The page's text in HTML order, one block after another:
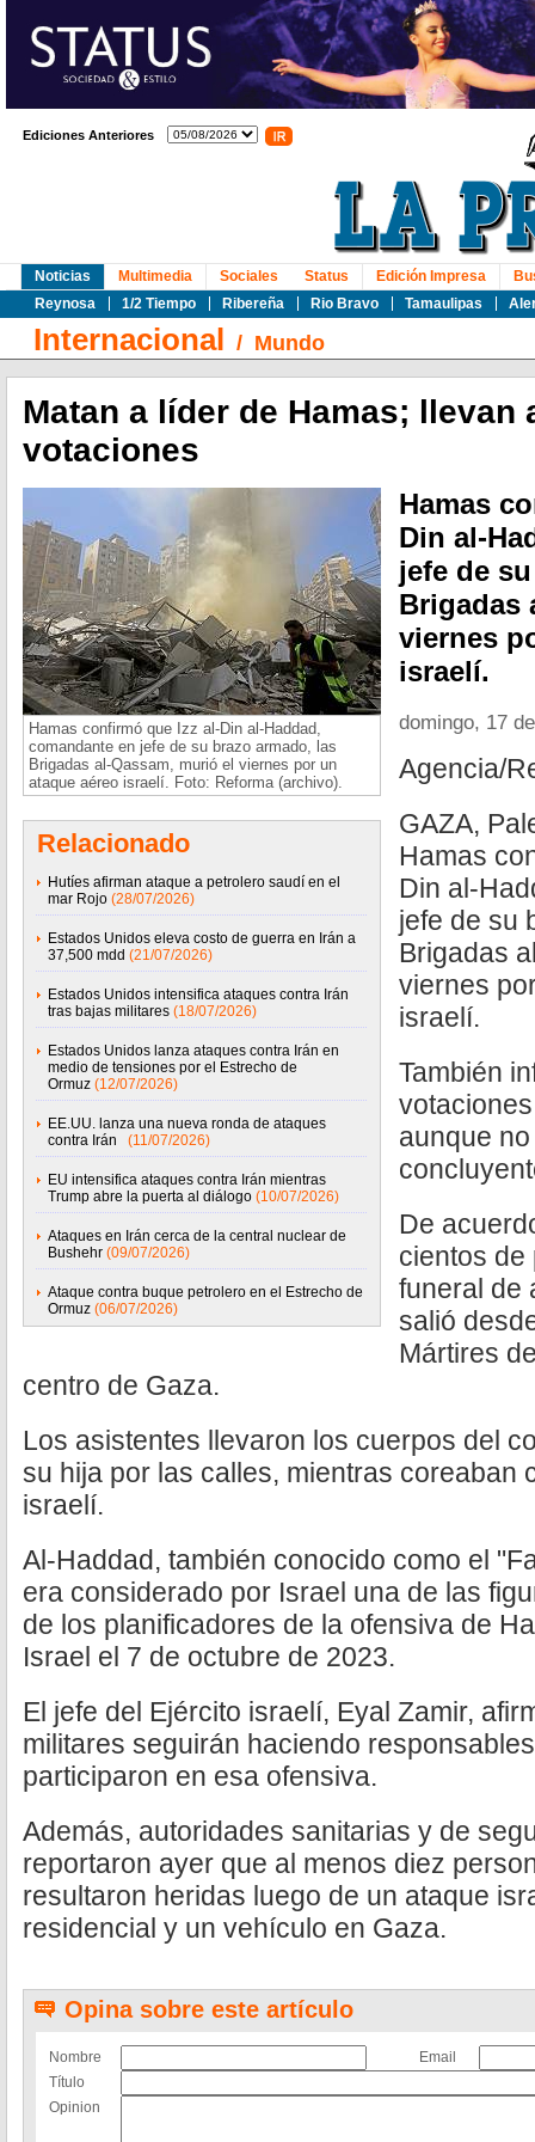
Ediciones Anteriores
Noticias
Reynosa
1/2 Tiempo Ribereña Rio Bravo Tamaulipas
Multimedia Sociales Status Edición Impresa
Internacional / Mundo
Matan a líder de Hamas; llevan
votaciones
Hamas confirmó que Izz al-Din al-Haddad,
comandante en jefe de su brazo armado, las
Brigadas al-Qassam, murió el viernes por un
ataque aéreo israelí. Foto: Reforma (archivo).
Relacionado
Hutíes afirman ataque a petrolero saudí en el
mar Rojo (28/07/2026)
Estados Unidos eleva costo de guerra en Irán a
37,500 mdd (21/07/2026)
Estados Unidos intensifica ataques contra Irán
tras bajas militares (18/07/2026)
Estados Unidos lanza ataques contra Irán en
medio de tensiones por el Estrecho de
Ormuz (12/07/2026)
EE.UU. lanza una nueva ronda de ataques
contra Irán
(11/07/2026)
EU intensifica ataques contra Irán mientras
Trump abre la puerta al diálogo (10/07/2026)
Ataques en Irán cerca de la central nuclear de
Bushehr (09/07/2026)
Ataque contra buque petrolero en el Estrecho de
Ormuz (06/07/2026)
Hamas
Din al-
jefe de
Brigadas
viernes
israelí.
domingo, 17
Agencia/
GAZA,
Hamas
Din al-
jefe de su
Brigadas
viernes
israelí.
También
aunque
De
cientos de
funeral de
salió
Mártires
centro de Gaza.
Los asistentes llevaron los cuerpos del
su hija por las calles, mientras coreaban
israelí.
Al-Haddad, también conocido como el
era considerado por Israel una de las
de los planificadores de la ofensiva de
Israel el 7 de octubre de 2023.
El jefe del Ejército israelí, Eyal Zamir,
militares seguirán haciendo
participaron en esa ofensiva.
Además, autoridades sanitarias y de
reportaron ayer que al menos diez
resultaron heridas luego de un ataque
residencial y un vehículo en Gaza.
Opina sobre este artículo
Nombre
Email
Título
Opinion